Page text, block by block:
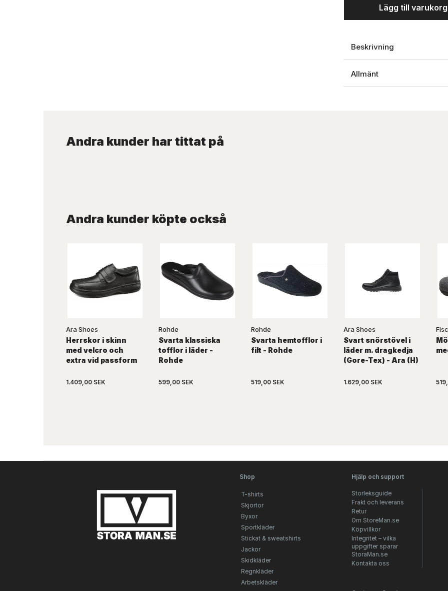
Lägg till
Beskrivning
Allmänt
Andra kunder har tittat på
Andra kunder köpte också
Ara Shoes
Herrskor i skinn
med velcro och
extra vid passform
1.409,00 SEK
Rohde
Svarta klassiska
tofflor i läder -
Rohde
599,00 SEK
Rohde
Svarta hemtofflor i
filt - Rohde
519,00 SEK
Ara Shoes
Svart snörstövel i
läder m. dragkedja
(Gore-Tex) - Ara (H)
1.629,00 SEK
Shop
T-shirts
Skjortor
Byxor
Sportkläder
Stickat & sweatshirts
Jackor
Skidkläder
Regnkläder
Arbetskläder
Hjälp och support
Storleksguide
Frakt och leverans
Retur
Om StoreMan.se
Köpvillkor
Integritet – vilka
uppgifter sparar
StoraMan.se
Kontakta oss